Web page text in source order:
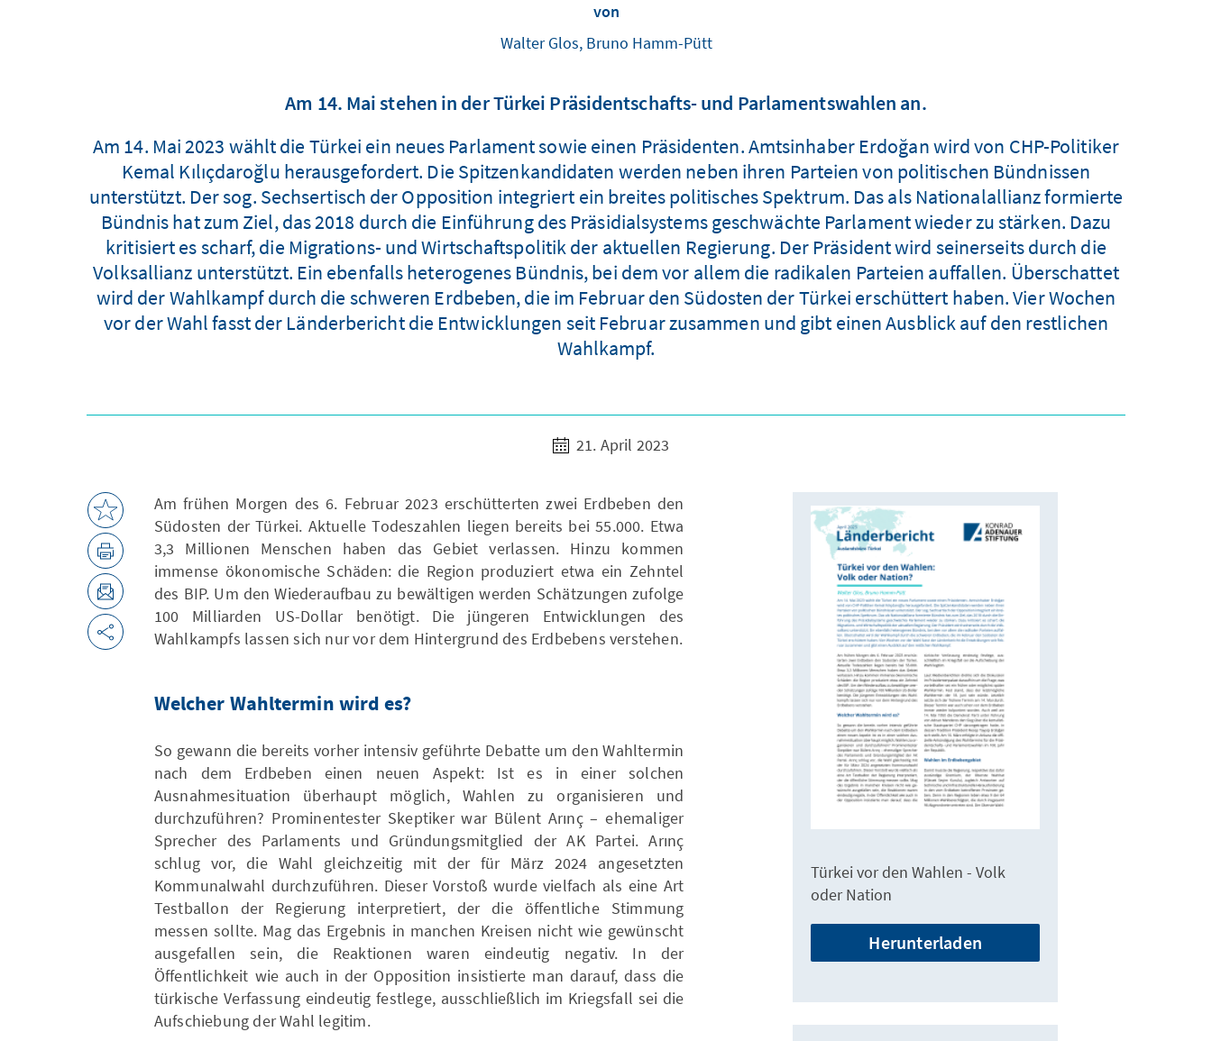
von
Walter Glos, Bruno Hamm-Pütt
Am 14. Mai stehen in der Türkei Präsidentschafts- und Parlamentswahlen an.
Am 14. Mai 2023 wählt die Türkei ein neues Parlament sowie einen Präsidenten. Amtsinhaber Erdoğan wird von CHP-Politiker
Kemal Kılıçdaroğlu herausgefordert. Die Spitzenkandidaten werden neben ihren Parteien von politischen Bündnissen
unterstützt. Der sog. Sechsertisch der Opposition integriert ein breites politisches Spektrum. Das als Nationalallianz formierte
Bündnis hat zum Ziel, das 2018 durch die Einführung des Präsidialsystems geschwächte Parlament wieder zu stärken. Dazu
kritisiert es scharf, die Migrations- und Wirtschaftspolitik der aktuellen Regierung. Der Präsident wird seinerseits durch die
Volksallianz unterstützt. Ein ebenfalls heterogenes Bündnis, bei dem vor allem die radikalen Parteien auffallen. Überschattet
wird der Wahlkampf durch die schweren Erdbeben, die im Februar den Südosten der Türkei erschüttert haben. Vier Wochen
vor der Wahl fasst der Länderbericht die Entwicklungen seit Februar zusammen und gibt einen Ausblick auf den restlichen
Wahlkampf.
21. April 2023
Am frühen Morgen des 6. Februar 2023 erschütterten zwei Erdbeben den
Südosten der Türkei. Aktuelle Todeszahlen liegen bereits bei 55.000. Etwa
3,3 Millionen Menschen haben das Gebiet verlassen. Hinzu kommen
immense ökonomische Schäden: die Region produziert etwa ein Zehntel
des BIP. Um den Wiederaufbau zu bewältigen werden Schätzungen zufolge
100 Milliarden US-Dollar benötigt. Die jüngeren Entwicklungen des
Wahlkampfs lassen sich nur vor dem Hintergrund des Erdbebens verstehen.
Welcher Wahltermin wird es?
So gewann die bereits vorher intensiv geführte Debatte um den Wahltermin
nach dem Erdbeben einen neuen Aspekt: Ist es in einer solchen
Ausnahmesituation überhaupt möglich, Wahlen zu organisieren und
durchzuführen? Prominentester Skeptiker war Bülent Arınç – ehemaliger
Sprecher des Parlaments und Gründungsmitglied der AK Partei. Arınç
schlug vor, die Wahl gleichzeitig mit der für März 2024 angesetzten
Kommunalwahl durchzuführen. Dieser Vorstoß wurde vielfach als eine Art
Testballon der Regierung interpretiert, der die öffentliche Stimmung
messen sollte. Mag das Ergebnis in manchen Kreisen nicht wie gewünscht
ausgefallen sein, die Reaktionen waren eindeutig negativ. In der
Öffentlichkeit wie auch in der Opposition insistierte man darauf, dass die
türkische Verfassung eindeutig festlege, ausschließlich im Kriegsfall sei die
Aufschiebung der Wahl legitim.
Türkei vor den Wahlen - Volk
oder Nation
Herunterladen